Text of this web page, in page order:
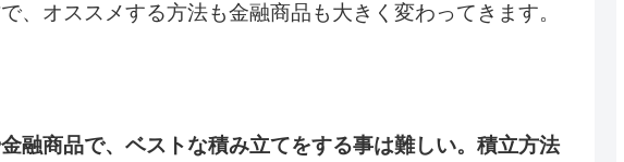
、オススメする方法も金融商品も大きく変わってきます。
融商品で、ベストな積み立てをする事は難しい。積立方法